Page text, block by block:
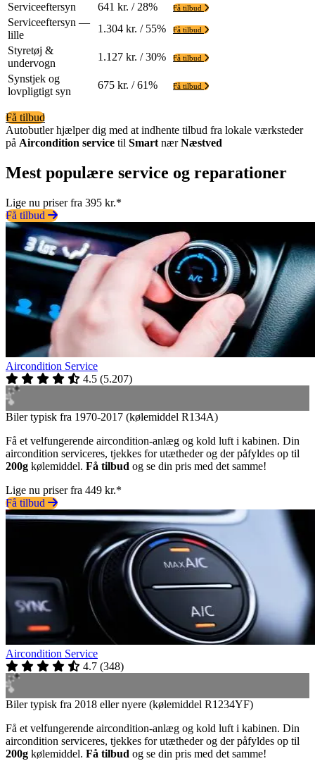
Serviceeftersyn 641 kr. / 28% Få tilbud
Serviceeftersyn —
lille
1.304 kr. / 55% Få tilbud
Styretøj &
undervogn
1.127 kr. / 30% Få tilbud
Synstjek og
lovpligtigt syn
675 kr. / 61% Få tilbud
Få tilbud
Autobutler hjælper dig med at indhente tilbud fra lokale værksteder
på Aircondition service til Smart nærNæstved
Mest populære service og reparationer
Lige nu priser fra 395 kr.*
Få tilbud
Aircondition Service
4.5 (5.207)
Biler typisk fra 1970-2017 (kølemiddel R134A)
Få et velfungerende aircondition-anlæg og kold luft i kabinen. Din
aircondition serviceres, tjekkes for utætheder og der påfyldes op til
200g kølemiddel. Få tilbud og se din pris med det samme!
Lige nu priser fra 449 kr.*
Få tilbud
Aircondition Service
4.7 (348)
Biler typisk fra 2018 eller nyere (kølemiddel R1234YF)
Få et velfungerende aircondition-anlæg og kold luft i kabinen. Din
aircondition serviceres, tjekkes for utætheder og der påfyldes op til
200g kølemiddel. Få tilbud og se din pris med det samme!